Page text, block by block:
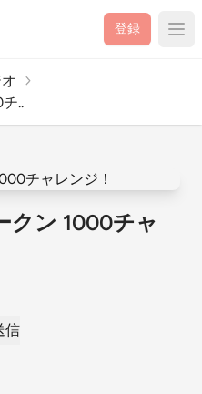
登録
..
クン 1000チャ
信